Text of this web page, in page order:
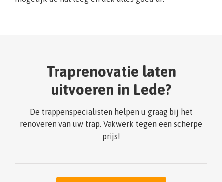
Traprenovatie laten
uitvoeren in Lede?
De trappenspecialisten helpen u graag bij het
renoveren van uw trap. Vakwerk tegen een scherpe
prijs!